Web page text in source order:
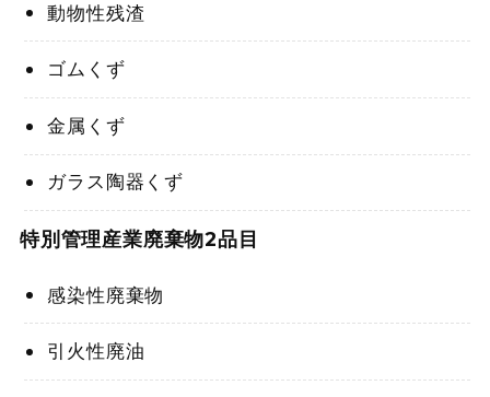
動物性残渣
ゴムくず
金属くず
ガラス陶器くず
特別管理産業廃棄物2品目
感染性廃棄物
引火性廃油